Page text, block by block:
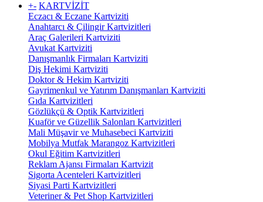
+- KARTVİZİT
Eczacı & Eczane Kartviziti
Anahtarcı & Çilingir Kartvizitleri
Araç Galerileri Kartviziti
Avukat Kartviziti
Danışmanlık Firmaları Kartviziti
Diş Hekimi Kartviziti
Doktor & Hekim Kartviziti
Gayrimenkul ve Yatırım Danışmanları Kartviziti
Gıda Kartvizitleri
Gözlükçü & Optik Kartvizitleri
Kuaför ve Güzellik Salonları Kartvizitleri
Mali Müşavir ve Muhasebeci Kartviziti
Mobilya Mutfak Marangoz Kartvizitleri
Okul Eğitim Kartvizitleri
Reklam Ajansı Firmaları Kartvizit
Sigorta Acenteleri Kartvizitleri
Siyasi Parti Kartvizitleri
Veteriner & Pet Shop Kartvizitleri